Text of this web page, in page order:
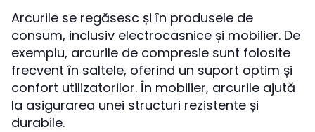
Arcurile se regăsesc și în produsele de
consum, inclusiv electrocasnice și mobilier. De
exemplu, arcurile de compresie sunt folosite
frecvent în saltele, oferind un suport optim și
confort utilizatorilor. În mobilier, arcurile ajută
la asigurarea unei structuri rezistente și
durabile.